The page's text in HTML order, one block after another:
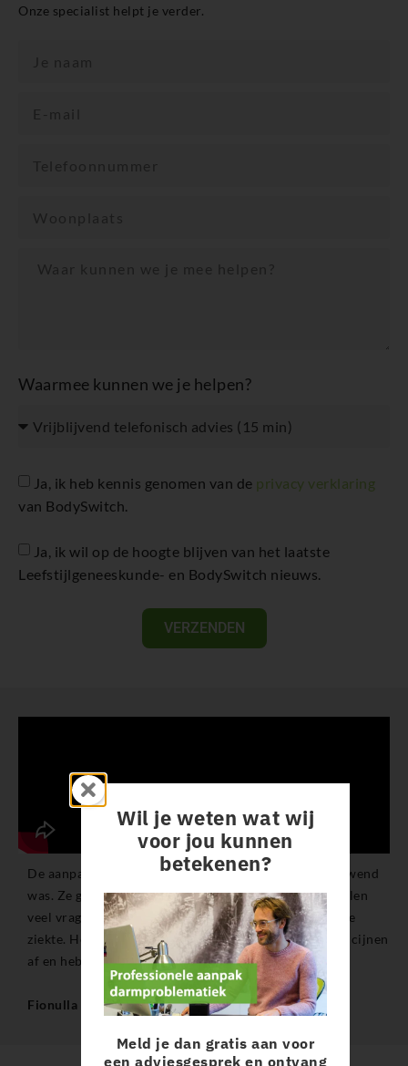
Onze specialist helpt je verder.
Waarmee kunnen we je helpen?
Ja, ik heb kennis genomen van de privacy verklaring
van BodySwitch.
Ja, ik wil op de hoogte blijven van het laatste
Leefstijlgeneeskunde- en BodySwitch nieuws.
VERZENDEN
De aanpak van BodySwitch was heel anders dan ik gewend
was. Ze gaan heel persoonlijk in op de patiënt. Ze stellen
veel vragen en doen onderzoek naar de oorzaak van de
ziekte. Het resultaat is geweldig: ik ben van mijn medicijnen
af en heb nergens meer last van.”
Fionulla (behandeld voor de ziekte van Crohn)
Wil je weten wat wij
voor jou kunnen
betekenen?
Meld je dan gratis aan voor
een adviesgesprek en ontvang